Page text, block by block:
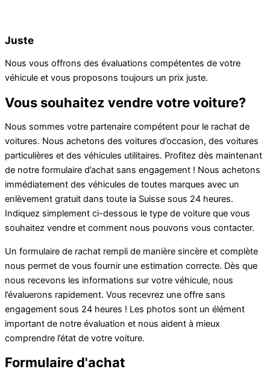
Juste
Nous vous offrons des évaluations compétentes de votre
véhicule et vous proposons toujours un prix juste.
Vous souhaitez vendre votre voiture?
Nous sommes votre partenaire compétent pour le rachat de
voitures. Nous achetons des voitures d’occasion, des voitures
particulières et des véhicules utilitaires. Profitez dès maintenant
de notre formulaire d’achat sans engagement ! Nous achetons
immédiatement des véhicules de toutes marques avec un
enlèvement gratuit dans toute la Suisse sous 24 heures.
Indiquez simplement ci-dessous le type de voiture que vous
souhaitez vendre et comment nous pouvons vous contacter.
Un formulaire de rachat rempli de manière sincère et complète
nous permet de vous fournir une estimation correcte. Dès que
nous recevons les informations sur votre véhicule, nous
l’évaluerons rapidement. Vous recevrez une offre sans
engagement sous 24 heures ! Les photos sont un élément
important de notre évaluation et nous aident à mieux
comprendre l’état de votre voiture.
Formulaire d'achat